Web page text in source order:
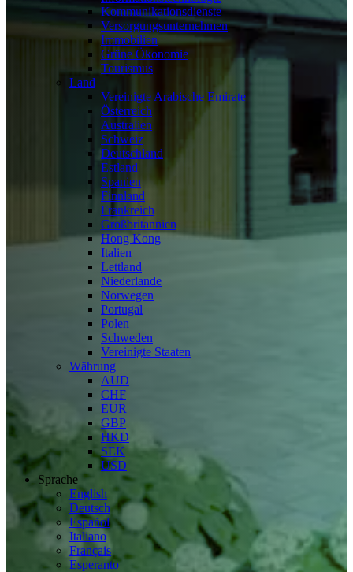
Kommunikationsdienste
Versorgungsunternehmen
Immobilien
Grüne Ökonomie
Tourismus
Land
Vereinigte Arabische Emirate
Österreich
Australien
Schweiz
Deutschland
Estland
Spanien
Finnland
Frankreich
Großbritannien
Hong Kong
Italien
Lettland
Niederlande
Norwegen
Portugal
Polen
Schweden
Vereinigte Staaten
Währung
AUD
CHF
EUR
GBP
HKD
SEK
USD
Sprache
English
Deutsch
Español
Italiano
Français
Esperanto